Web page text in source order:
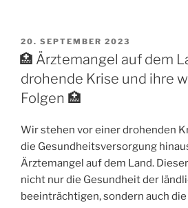
20. SEPTEMBER 2023
🏥 Ärztemangel auf dem
drohende Krise und ihre
Folgen 🏥
Wir stehen vor einer drohenden
die Gesundheitsversorgung
Ärztemangel auf dem Land.
nicht nur die Gesundheit der
beeinträchtigen, sondern auch